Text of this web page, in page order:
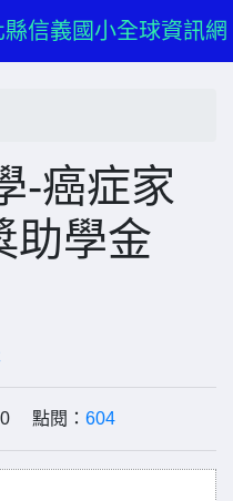
縣信義國小全球資訊網
-癌症家
助學金
點閱： 604